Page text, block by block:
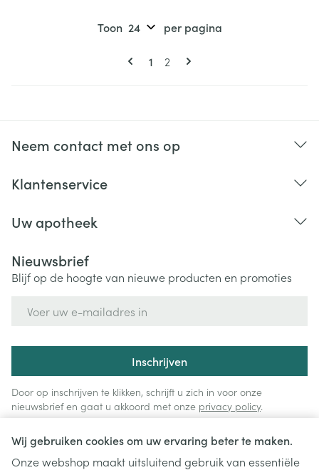
Wij gebruiken cookies om uw ervaring beter te maken.
Onze webshop maakt uitsluitend gebruik van essentiële
Pagina's
U lees momenteel pagina
1 Pagina
2
Toon per pagina
Neem contact met ons op
Klantenservice
Uw apotheek
Nieuwsbrief
Blijf op de hoogte van nieuwe producten en promoties
Inschrijven
Door op inschrijven te klikken, schrijft u zich in voor onze
nieuwsbrief en gaat u akkoord met onze privacy policy.